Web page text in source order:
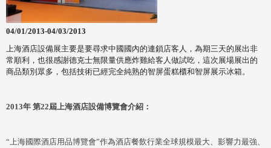
04/01/2013-04/03/2013
上海酒店設備展主要是要尋求中國國內的連鎖店客人，為期三天的展出非
常順利，也很感謝德克士無限量供應炸雞給客人做試吃，這次展場展出的
商品類別眾多，包括技術已經完全純熟的智屏蛋糕櫃和智屏展示冰箱。
2013年 第22屆上海酒店設備博覽會介紹：
“上海國際酒店用品博覽會”作為酒店餐飲行業全球規模最大、影響力最強、